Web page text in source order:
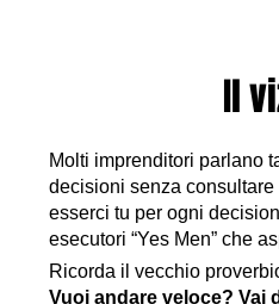
Il
Molti imprenditori parlano
decisioni senza
esserci tu per ogni
esecutori “Yes Men” che
Ricorda il vecchio
Vuoi andare veloce? Vai